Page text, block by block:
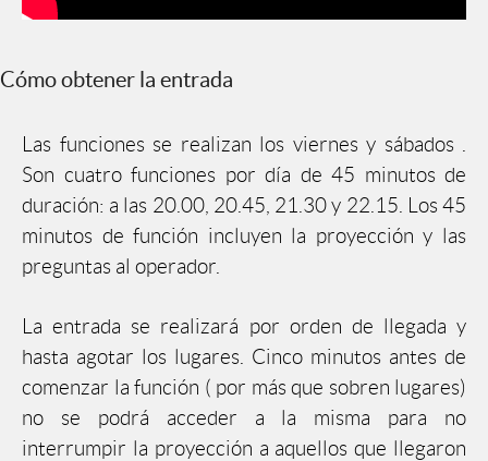
Cómo obtener la entrada
Las funciones se realizan los viernes y sábados .
Son cuatro funciones por día de 45 minutos de
duración: a las 20.00, 20.45, 21.30 y 22.15. Los 45
minutos de función incluyen la proyección y las
preguntas al operador.
La entrada se realizará por orden de llegada y
hasta agotar los lugares. Cinco minutos antes de
comenzar la función ( por más que sobren lugares)
no se podrá acceder a la misma para no
interrumpir la proyección a aquellos que llegaron